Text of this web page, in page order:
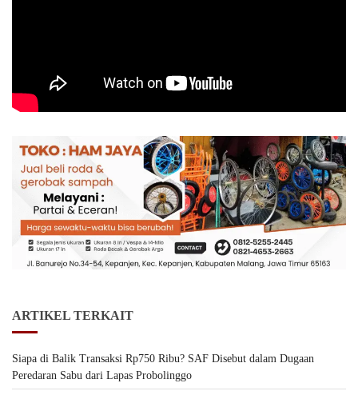
ARTIKEL TERKAIT
Siapa di Balik Transaksi Rp750 Ribu? SAF Disebut dalam Dugaan
Peredaran Sabu dari Lapas Probolinggo